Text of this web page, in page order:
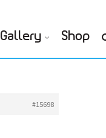
Gallery Shop
#15698